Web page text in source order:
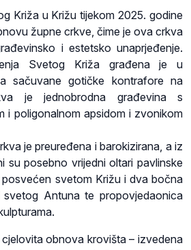
Križa u Križu tijekom 2025. godine
župne crkve, čime je ova crkva
i estetsko unaprjeđenje.
Svetog Križa građena je u
sačuvane gotičke kontrafore na
je jednobrodna građevina s
i poligonalnom apsidom i zvonikom
je preuređena i barokizirana, a iz
su posebno vrijedni oltari pavlinske
svetom Križu i dva bočna
Antuna te propovjedaonica
obnova krovišta – izvedena